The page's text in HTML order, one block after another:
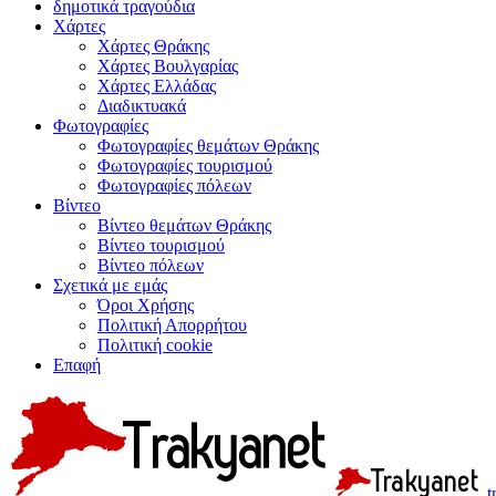
δημοτικά τραγούδια
Χάρτες
Χάρτες Θράκης
Χάρτες Βουλγαρίας
Χάρτες Ελλάδας
Διαδικτυακά
Φωτογραφίες
Φωτογραφίες θεμάτων Θράκης
Φωτογραφίες τουρισμού
Φωτογραφίες πόλεων
Βίντεο
Βίντεο θεμάτων Θράκης
Βίντεο τουρισμού
Βίντεο πόλεων
Σχετικά με εμάς
Όροι Χρήσης
Πολιτική Απορρήτου
Πολιτική cookie
Επαφή